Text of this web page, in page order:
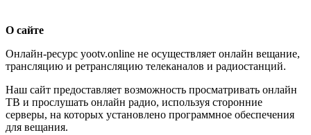
О сайте
Онлайн-ресурс yootv.online не осуществляет онлайн вещание,
трансляцию и ретрансляцию телеканалов и радиостанций.
Наш сайт предоставляет возможность просматривать онлайн
ТВ и прослушать онлайн радио, используя сторонние
серверы, на которых установлено программное обеспечения
для вещания.